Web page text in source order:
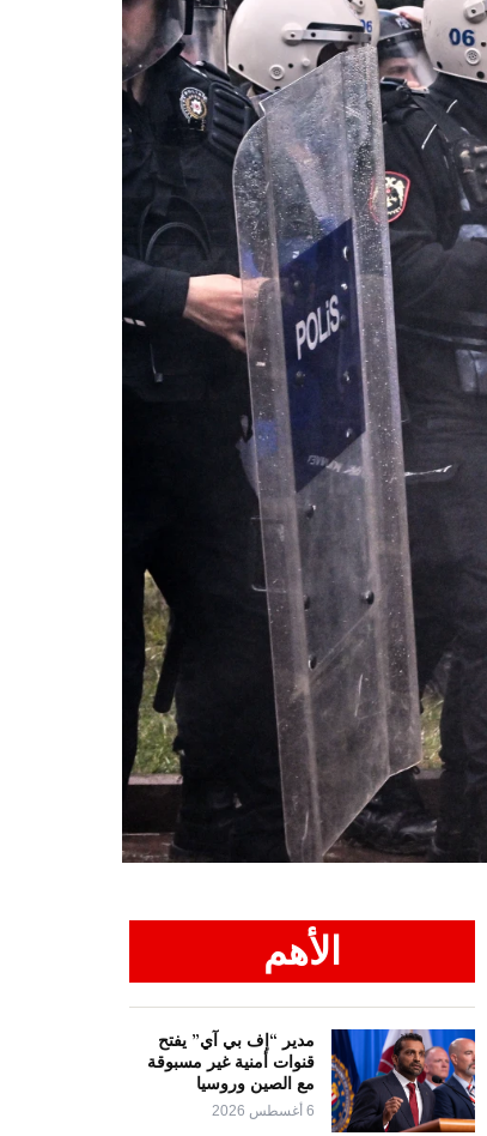
الأهم
مدير “إف بي آي” يفتح
قنوات أمنية غير مسبوقة
مع الصين وروسيا
6 أغسطس 2026